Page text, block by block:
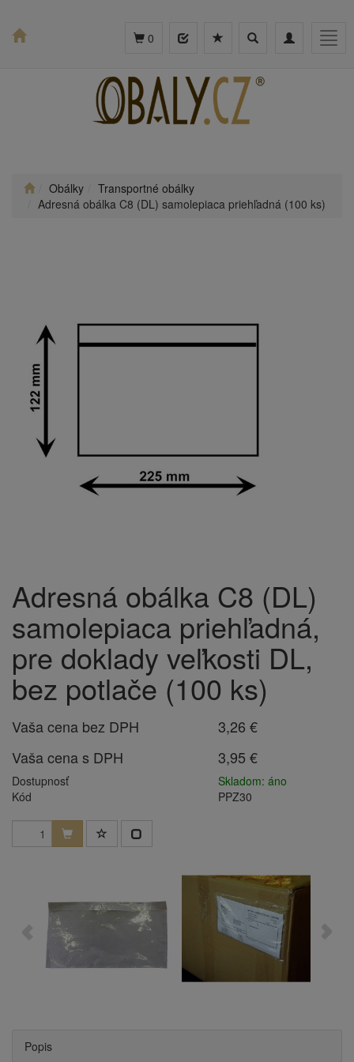
Toggle
Toggle
0
Obálky
Transportné obálky
Adresná obálka C8 (DL) samolepiaca priehľadná (100 ks)
Adresná obálka C8 (DL)
samolepiaca priehľadná,
pre doklady veľkosti DL,
bez potlače (100 ks)
Vaša cena bez DPH
3,26 €
Vaša cena s DPH
3,95 €
Dostupnosť
Skladom: áno
Kód
PPZ30
Popis